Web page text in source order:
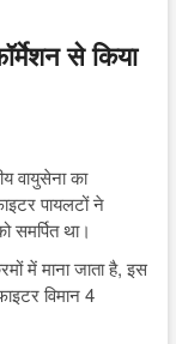
से किया
वायुसेना का
पायलटों ने
समर्पित था।
में माना जाता है, इस
विमान 4